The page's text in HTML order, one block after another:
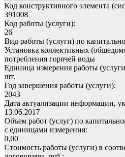
Код конструктивного элемента
391008
Код работы (услуги):
26
Вид работы (услуги) по
Установка коллективных
потребления горячей воды
Единица измерения работы
шт.
Год завершения работы (услуги):
2043
Дата актуализации информации,
13.06.2017
Объем работ (услуг) по
с единицами измерения:
0,00
Стоимость работы (услуги) в